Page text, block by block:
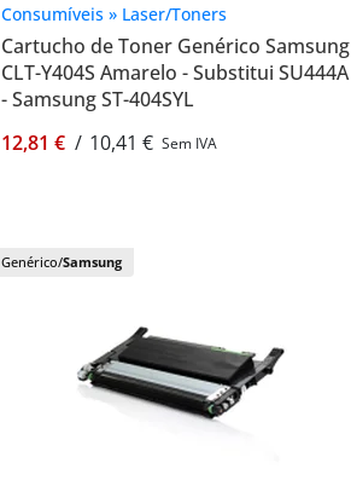
Consumíveis » Laser/Toners
Cartucho de Toner Genérico Samsung
CLT-Y404S Amarelo - Substitui SU444A
- Samsung ST-404SYL
12,81 € / 10,41 € Sem IVA
Genérico/Samsung